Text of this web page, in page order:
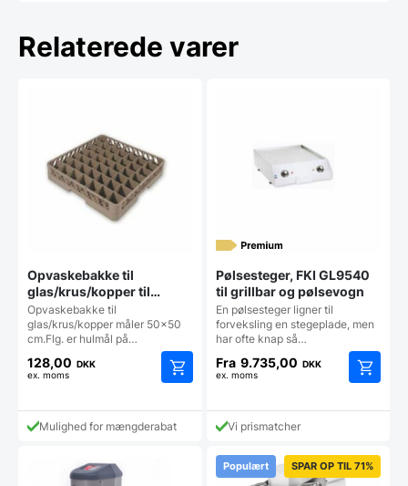
Relaterede varer
Opvaskebakke til
glas/krus/kopper til
industriopvasker
Opvaskebakke til
glas/krus/kopper måler 50x50
cm.Flg. er hulmål på…
128,00 DKK
ex. moms
vare
har
varianter.
Mulighederne
Mulighed for mængderabat
Pølsesteger, FKI GL9540
til grillbar og pølsevogn
En pølsesteger ligner til
forveksling en stegeplade, men
har ofte knap så…
Fra 9.735,00 DKK
ex. moms
vare
Vi prismatcher
Populært SPAR OP TIL 71%